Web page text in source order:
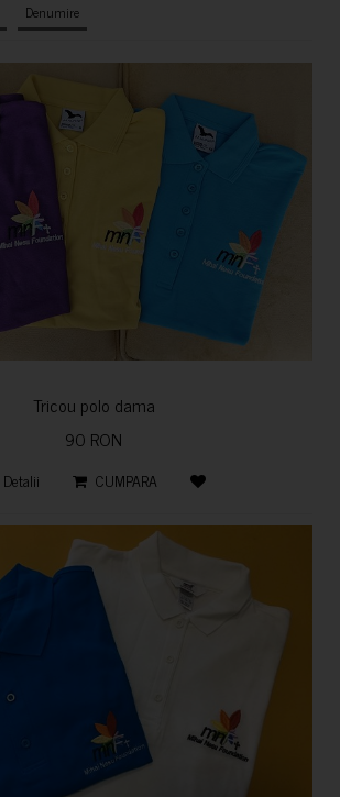
Denumire
Tricou polo dama
90 RON
Detalii CUMPARA